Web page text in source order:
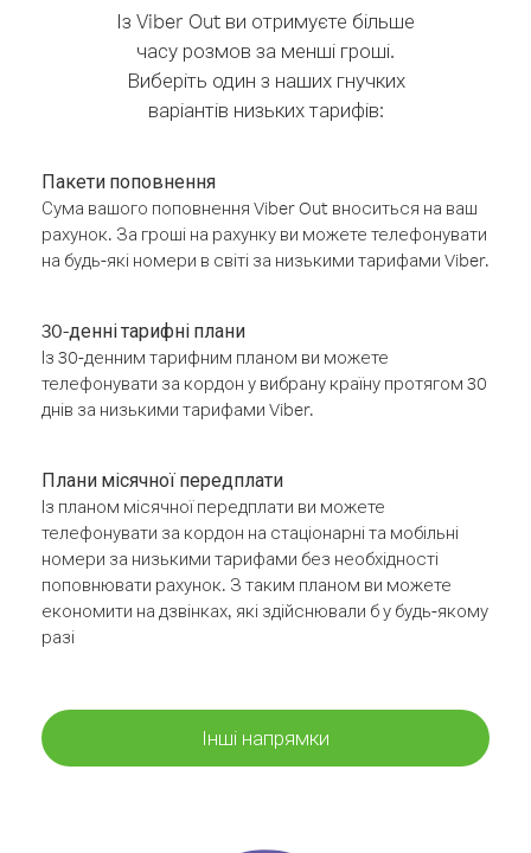
Із Viber Out ви отримуєте більше
часу розмов за менші гроші.
Виберіть один з наших гнучких
варіантів низьких тарифів:
Пакети поповнення
Сума вашого поповнення Viber Out вноситься на ваш
рахунок. За гроші на рахунку ви можете телефонувати
на будь-які номери в світі за низькими тарифами Viber.
30-денні тарифні плани
Із 30-денним тарифним планом ви можете
телефонувати за кордон у вибрану країну протягом 30
днів за низькими тарифами Viber.
Плани місячної передплати
Із планом місячної передплати ви можете
телефонувати за кордон на стаціонарні та мобільні
номери за низькими тарифами без необхідності
поповнювати рахунок. З таким планом ви можете
економити на дзвінках, які здійснювали б у будь-якому
разі
Інші напрямки